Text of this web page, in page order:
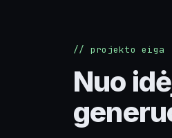
// projekto eiga
Nuo